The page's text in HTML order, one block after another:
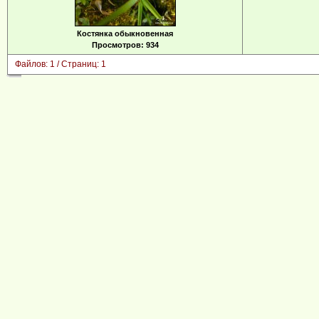
Костянка обыкновенная
Просмотров: 934
Файлов: 1 / Страниц: 1